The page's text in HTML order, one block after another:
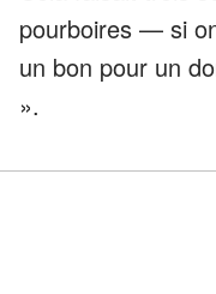
pourboires — si
un bon pour un
».